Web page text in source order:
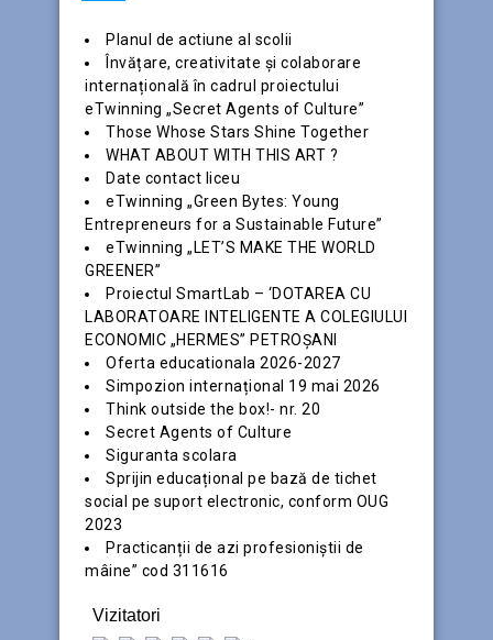
Planul de actiune al scolii
Învățare, creativitate și colaborare
internațională în cadrul proiectului
eTwinning „Secret Agents of Culture”
Those Whose Stars Shine Together
WHAT ABOUT WITH THIS ART ?
Date contact liceu
eTwinning „Green Bytes: Young
Entrepreneurs for a Sustainable Future”
eTwinning „LET’S MAKE THE WORLD
GREENER”
Proiectul SmartLab – ‘DOTAREA CU
LABORATOARE INTELIGENTE A COLEGIULUI
ECONOMIC „HERMES” PETROȘANI
Oferta educationala 2026-2027
Simpozion internațional 19 mai 2026
Think outside the box!- nr. 20
Secret Agents of Culture
Siguranta scolara
Sprijin educațional pe bază de tichet
social pe suport electronic, conform OUG
2023
Practicanții de azi profesioniștii de
mâine” cod 311616
Vizitatori